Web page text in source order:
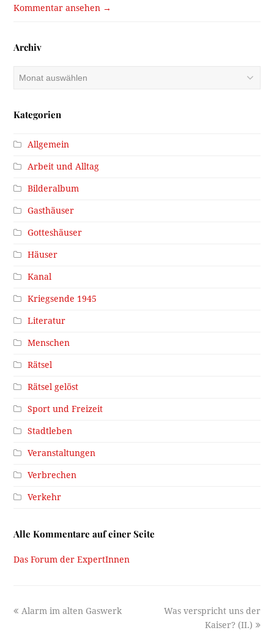
Kommentar ansehen →
Archiv
Archiv
Kategorien
Allgemein
Arbeit und Alltag
Bilderalbum
Gasthäuser
Gotteshäuser
Häuser
Kanal
Kriegsende 1945
Literatur
Menschen
Rätsel
Rätsel gelöst
Sport und Freizeit
Stadtleben
Veranstaltungen
Verbrechen
Verkehr
Alle Kommentare auf einer Seite
Das Forum der ExpertInnen
previous
Alarm im alten Gaswerk
next
Was verspricht uns der
Kaiser? (II.)